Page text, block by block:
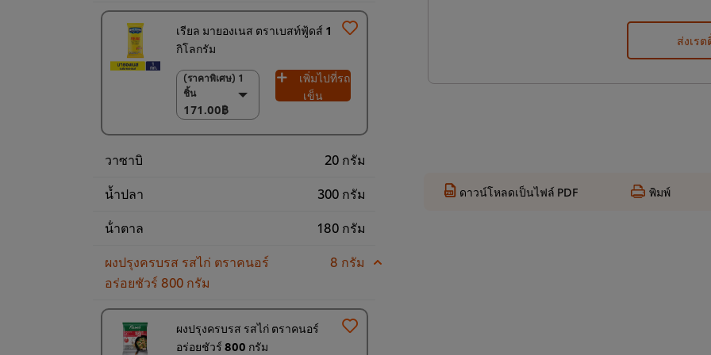
เรียล มายองเนส ตราเบสท์ฟู้ดส์ 1
กิโลกรัม
(ราคาพิเศษ) 1
ชิ้น
171.00฿
(ราคาพิเศษ) 1 ชิ้น
171.00฿
(ราคาพิเศษ) แพ็ค
เพิ่มไปที่รถ
เข็น
วาซาบิ
20 กรัม
น้ำปลา
300 กรัม
น้ําตาล
180 กรัม
ผงปรุงครบรส รสไก่ ตราคนอร์
อร่อยชัวร์ 800 กรัม
8 กรัม
ผงปรุงครบรส รสไก่ ตราคนอร์
อร่อยชัวร์ 800 กรัม
ส่งเรต
ดาวน์โหลดเป็นไฟล์ PDF พิมพ์